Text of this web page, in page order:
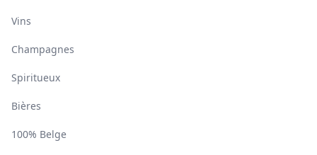
Vins
Champagnes
Spiritueux
Bières
100% Belge